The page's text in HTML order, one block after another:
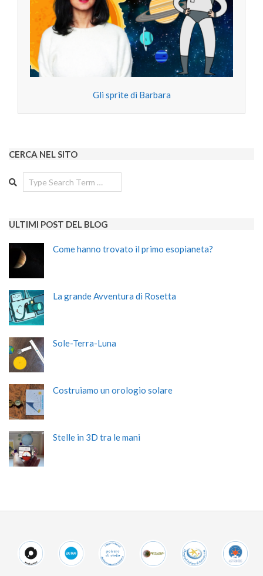
Gli sprite di Barbara
CERCA NEL SITO
Search
ULTIMI POST DEL BLOG
Come hanno trovato il primo esopianeta?
La grande Avventura di Rosetta
Sole-Terra-Luna
Costruiamo un orologio solare
Stelle in 3D tra le mani